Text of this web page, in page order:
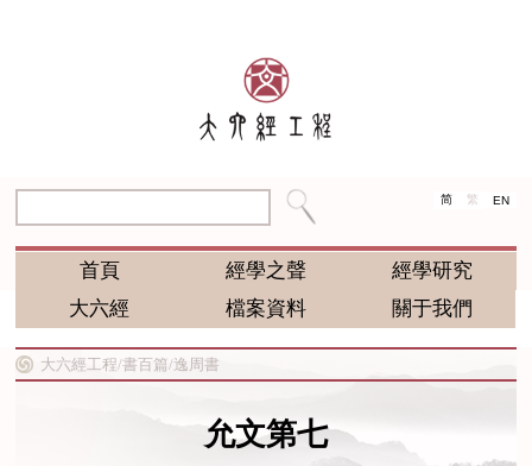
简 繁 EN
首頁 經學之聲
經學研究
大六經
檔案資料 關于我們
大六經工程/書百篇/逸周書
允文第七